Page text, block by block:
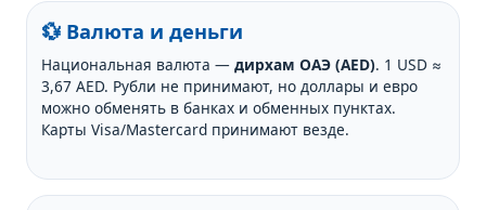
💱 Валюта и деньги
Национальная валюта —дирхам ОАЭ (AED). 1 USD ≈
3,67 AED. Рубли не принимают, но доллары и евро
можно обменять в банках и обменных пунктах.
Карты Visa/Mastercard принимают везде.